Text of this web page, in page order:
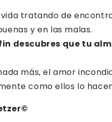
tratando de
y en las malas.⁠⁠
descubres que tu
más, el amor
como ellos lo